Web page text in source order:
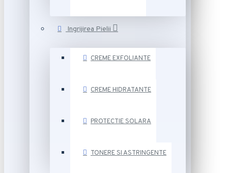
Ingrijirea Pielii
CREME EXFOLIANTE
CREME HIDRATANTE
PROTECTIE SOLARA
TONERE SI ASTRINGENTE